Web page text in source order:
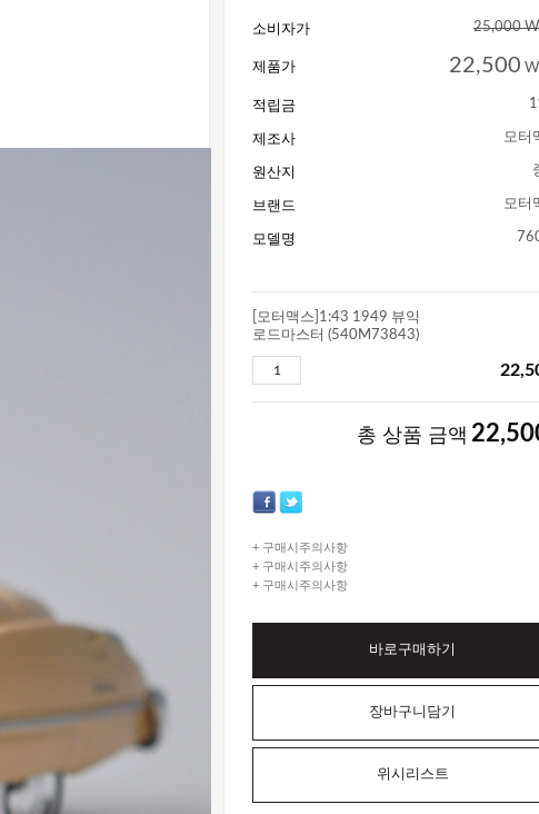
소비자가 25,000
제품가 22,500
적립금
제조사 모터
원산지
브랜드 모터
모델명
[모터맥스]1:43 1949 뷰익
로드마스터 (540M73843)
총 상품 금액
+ 구매시주의사항
+ 구매시주의사항
+ 구매시주의사항
바로구매하기
장바구니담기
위시리스트